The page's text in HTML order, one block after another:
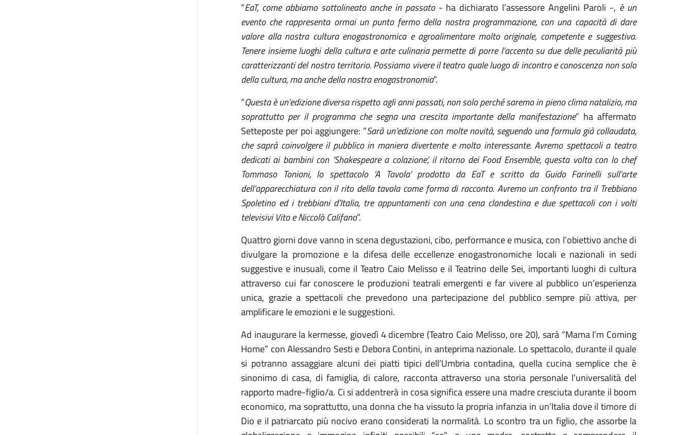
“EaT, come abbiamo sottolineato anche in passato- ha dichiarato l’assessore Angelini Paroli -, è un
evento che rappresenta ormai un punto fermo della nostra programmazione, con una capacità di dare
valore alla nostra cultura enogastronomica e agroalimentare molto originale, competente e suggestiva.
Tenere insieme luoghi della cultura e arte culinaria permette di porre l’accento su due delle peculiarità più
caratterizzanti del nostro territorio. Possiamo vivere il teatro quale luogo di incontro e conoscenza non solo
della cultura, ma anche della nostra enogastronomia”.
“Questa è un’edizione diversa rispetto agli anni passati, non solo perché saremo in pieno clima natalizio, ma
soprattutto per il programma che segna una crescita importante della manifestazione” ha affermato
Setteposte per poi aggiungere: “Sarà un’edizione con molte novità, seguendo una formula già collaudata,
che saprà coinvolgere il pubblico in maniera divertente e molto interessante. Avremo spettacoli a teatro
dedicati ai bambini con ‘Shakespeare a colazione’, il ritorno dei Food Ensemble, questa volta con lo chef
Tommaso Tonioni, lo spettacolo ‘A Tavola’ prodotto da EaT e scritto da Guido Farinelli sull’arte
dell’apparecchiatura con il rito della tavola come forma di racconto. Avremo un confronto tra il Trebbiano
Spoletino ed i trebbiani d’Italia, tre appuntamenti con una cena clandestina e due spettacoli con i volti
televisivi Vito e Niccolò Califano”.
Quattro giorni dove vanno in scena degustazioni, cibo, performance e musica, con l’obiettivo anche di
divulgare la promozione e la difesa delle eccellenze enogastronomiche locali e nazionali in sedi
suggestive e inusuali, come il Teatro Caio Melisso e il Teatrino delle Sei, importanti luoghi di cultura
attraverso cui far conoscere le produzioni teatrali emergenti e far vivere al pubblico un’esperienza
unica, grazie a spettacoli che prevedono una partecipazione del pubblico sempre più attiva, per
amplificare le emozioni e le suggestioni.
Ad inaugurare la kermesse, giovedì 4 dicembre (Teatro Caio Melisso, ore 20), sarà “Mama I’m Coming
Home” con Alessandro Sesti e Debora Contini, in anteprima nazionale. Lo spettacolo, durante il quale
si potranno assaggiare alcuni dei piatti tipici dell’Umbria contadina, quella cucina semplice che è
sinonimo di casa, di famiglia, di calore, racconta attraverso una storia personale l’universalità del
rapporto madre-figlio/a. Ci si addentrerà in cosa significa essere una madre cresciuta durante il boom
economico, ma soprattutto, una donna che ha vissuto la propria infanzia in un’Italia dove il timore di
Dio e il patriarcato più nocivo erano considerati la normalità. Lo scontro tra un figlio, che assorbe la